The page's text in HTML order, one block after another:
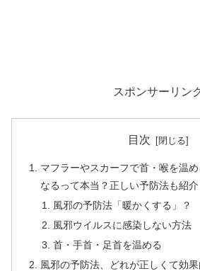
スポンサーリン
目次
マフラーやスカーフで首・喉を温
なるって本当？正しい予防法も紹介
風邪の予防法「暖かくする」？
風邪ウイルスに感染しない方法
首・手首・足首を温める
風邪の予防法、どれが正しくて効果